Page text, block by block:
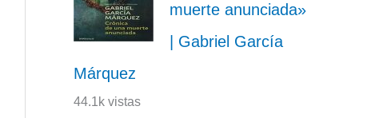
muerte anunciada»
| Gabriel García
Márquez
44.1k vistas